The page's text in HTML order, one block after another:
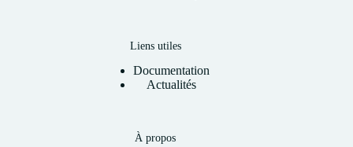
Liens utiles
Documentation
Actualités
À propos